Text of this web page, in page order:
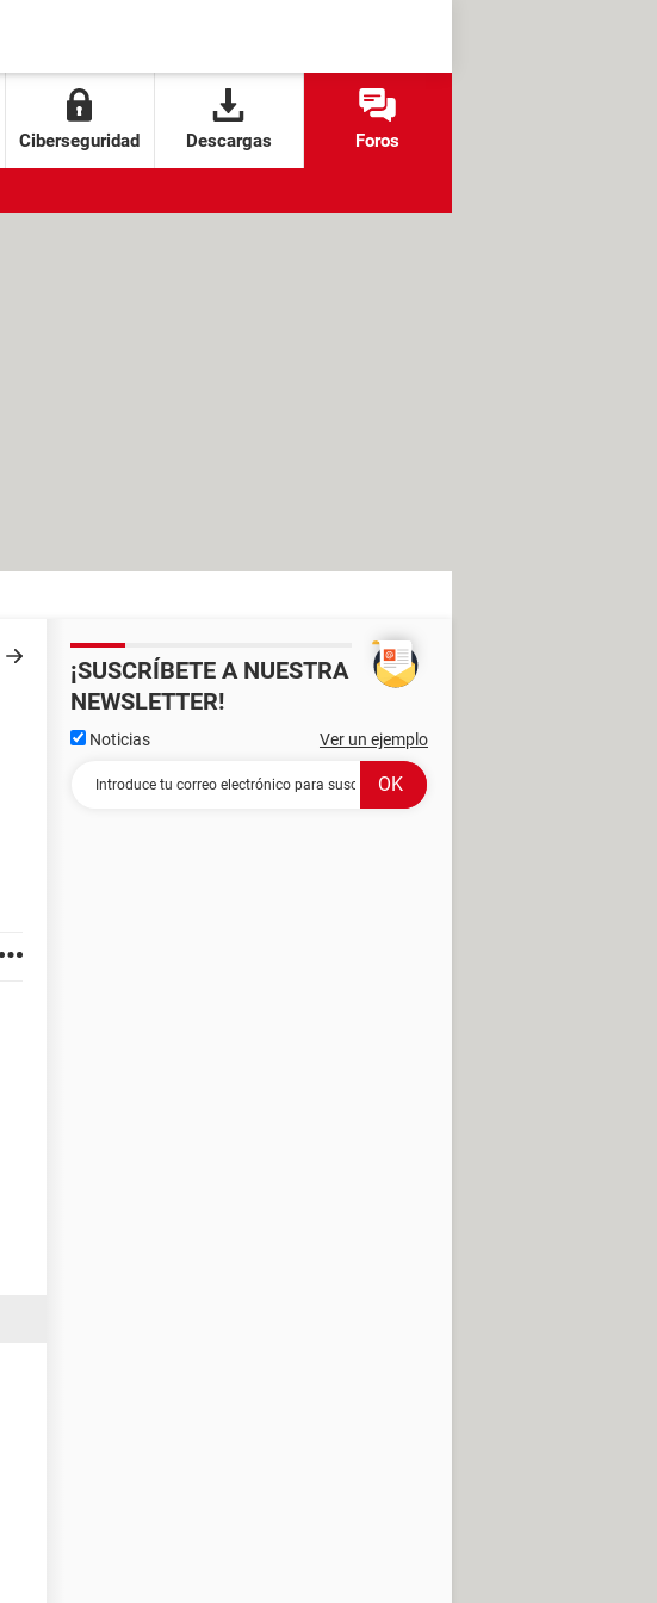
Ciberseguridad Descargas Foros
¡SUSCRÍBETE A NUESTRA
NEWSLETTER!
Noticias Ver un ejemplo